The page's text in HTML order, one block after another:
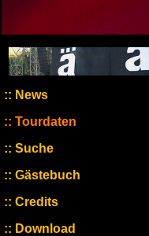
News
Tourdaten
Suche
Gästebuch
Credits
Download